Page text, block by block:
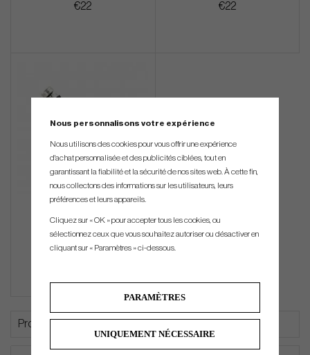
€22 €22
€22
Produits similaires
Nous personnalisons votre expérience
Nous utilisons des cookies pour vous offrir une expérience
d'achat personnalisée et des publicités ciblées, tout en
garantissant la fiabilité et la sécurité de nos sites web. À cette fin,
nous collectons des informations sur les utilisateurs, leurs
préférences et leurs appareils.
Cliquez sur « OK » pour accepter tous les cookies, ou
sélectionnez ceux que vous souhaitez autoriser ou désactiver en
cliquant sur « Paramètres » ci-dessous.
PARAMÈTRES
UNIQUEMENT NÉCESSAIRE